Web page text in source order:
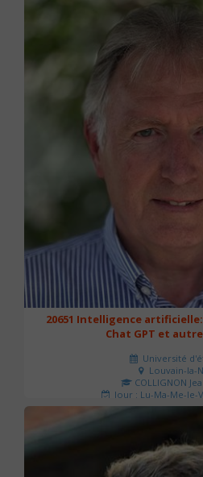
20651 Intelligence
Chat GPT et
Université
Louvain-la-
COLLIGNON
Jour : Lu-Ma-Me-Je-
Nombre de